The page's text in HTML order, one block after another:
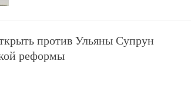
против Ульяны Супрун
реформы